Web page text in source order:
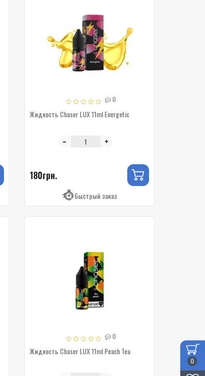
0
0
Жидкость Chaser LUX 11ml Energetic
180грн.
Быстрый заказ
0
Жидкость Chaser LUX 11ml Peach Tea